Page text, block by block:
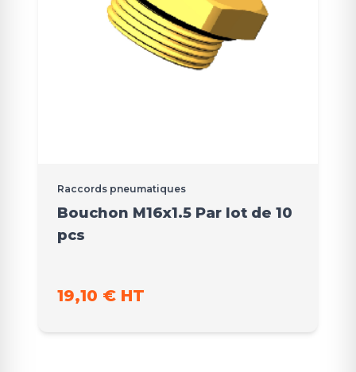
Raccords pneumatiques
Bouchon M16x1.5 Par lot de 10
pcs
19,10 € HT